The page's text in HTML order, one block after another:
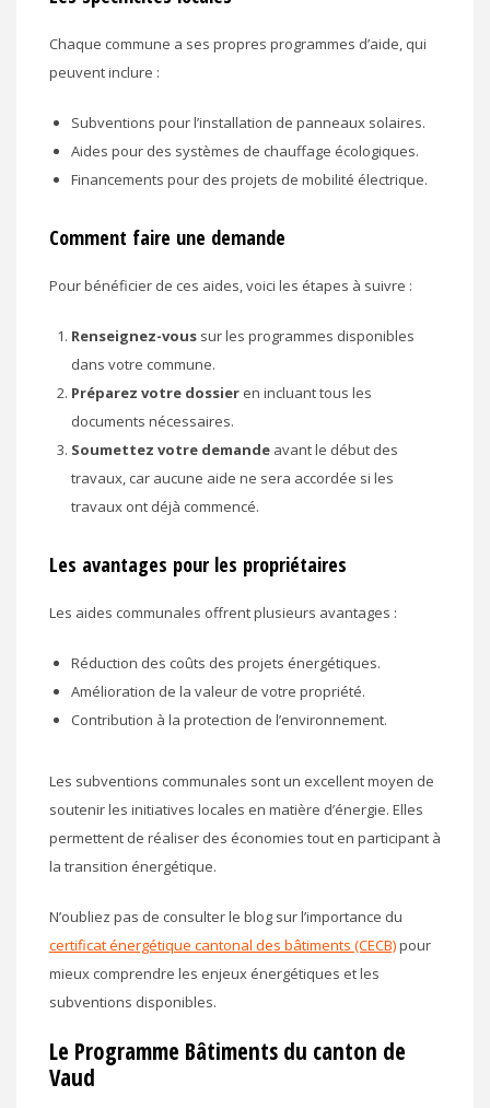
Chaque commune a ses propres programmes d’aide, qui
peuvent inclure :
Subventions pour l’installation de panneaux solaires.
Aides pour des systèmes de chauffage écologiques.
Financements pour des projets de mobilité électrique.
Comment faire une demande
Pour bénéficier de ces aides, voici les étapes à suivre :
Renseignez-vous sur les programmes disponibles
dans votre commune.
Préparez votre dossier en incluant tous les
documents nécessaires.
Soumettez votre demande avant le début des
travaux, car aucune aide ne sera accordée si les
travaux ont déjà commencé.
Les avantages pour les propriétaires
Les aides communales offrent plusieurs avantages :
Réduction des coûts des projets énergétiques.
Amélioration de la valeur de votre propriété.
Contribution à la protection de l’environnement.
Les subventions communales sont un excellent moyen de
soutenir les initiatives locales en matière d’énergie. Elles
permettent de réaliser des économies tout en participant à
la transition énergétique.
N’oubliez pas de consulter le blog sur l’importance du
certificat énergétique cantonal des bâtiments (CECB)pour
mieux comprendre les enjeux énergétiques et les
subventions disponibles.
Le Programme Bâtiments du canton de
Vaud